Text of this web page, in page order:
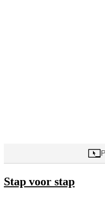
Stap voor stap